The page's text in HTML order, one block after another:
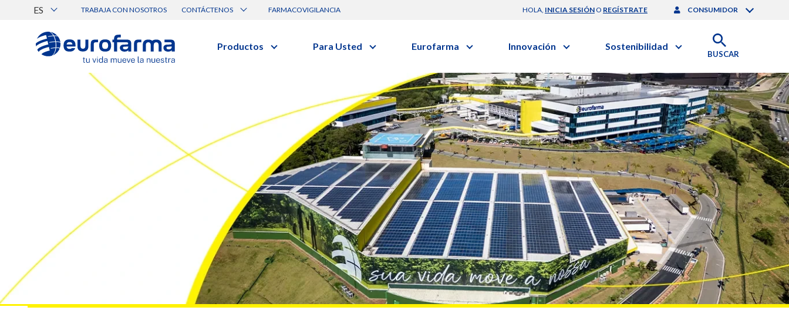
ES TRABAJA CON NOSOTROS CONTÁCTENOS
Canal de Ética Eurofarma
FARMACOVIGILANCIA HOLA, INICIA SESIÓNO REGÍSTRATE CONSUMIDOR
Productos
Ver todos los productos
Para Usted
Diccionario de Salud
Videos
Eurofarma
Actuación
Trabaje Con Nosotros
Certificaciones
Comunicados
Premios y Reconocimientos
Programa de Visitas
Dónde Estamos
Sala de prensa
Innovación
Nuevos Negocios
Investigación Clínica
Investigación y Desarrollo
Profesionales de Salud | EurON Pro
Sostenibilidad
Gobierno Corporativo
Informe de Sostenibilidad
Responsabilidad Compartida
Balance Financiero
BUSCAR